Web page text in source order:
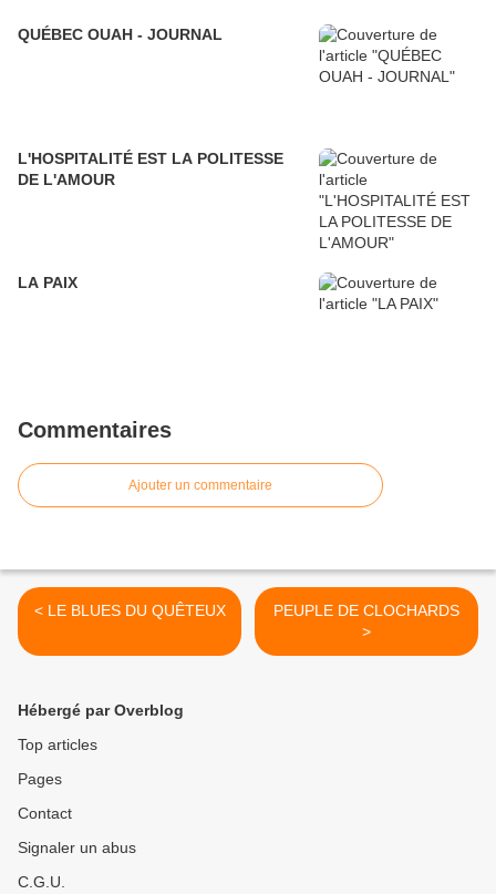
QUÉBEC OUAH - JOURNAL
L'HOSPITALITÉ EST LA POLITESSE
DE L'AMOUR
LA PAIX
Commentaires
Ajouter un commentaire
< LE BLUES DU QUÊTEUX
PEUPLE DE CLOCHARDS
>
Hébergé par Overblog
Top articles
Pages
Contact
Signaler un abus
C.G.U.